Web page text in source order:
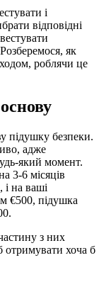
і
відповідні
як
роблячи це
підушку безпеки.
адже
який момент.
3-6 місяців
на ваші
€500, підушка
з них
хоча б